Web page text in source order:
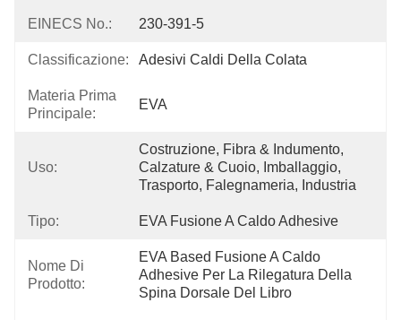
EINECS No.: 230-391-5
Classificazione: Adesivi Caldi Della Colata
Materia Prima
Principale:
EVA
Uso:
Costruzione, Fibra & Indumento,
Calzature & Cuoio, Imballaggio,
Trasporto, Falegnameria, Industria
Tipo: EVA Fusione A Caldo Adhesive
Nome Di
Prodotto:
EVA Based Fusione A Caldo
Adhesive Per La Rilegatura Della
Spina Dorsale Del Libro